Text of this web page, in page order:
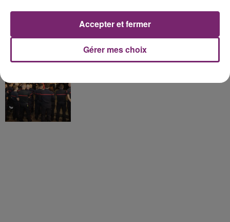
158 pompiers de la région sont
Gérer mes choix
Accepter et fermer